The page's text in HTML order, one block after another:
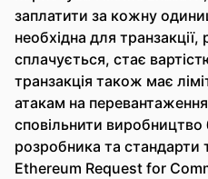
заплатити за кожну
необхідна для
сплачується, стає
транзакція також має
атакам на
сповільнити виробництво
розробника та стандарти
Ethereum Request for